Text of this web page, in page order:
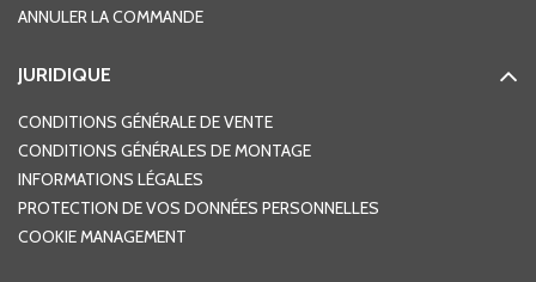
ANNULER LA COMMANDE
JURIDIQUE
CONDITIONS GÉNÉRALE DE VENTE
CONDITIONS GÉNÉRALES DE MONTAGE
INFORMATIONS LÉGALES
PROTECTION DE VOS DONNÉES PERSONNELLES
COOKIE MANAGEMENT